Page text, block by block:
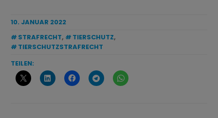
10. JANUAR 2022
STRAFRECHT, TIERSCHUTZ,
TIERSCHUTZSTRAFRECHT
TEILEN: